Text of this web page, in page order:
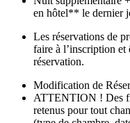
en hôtel** le dernier
Les réservations de
faire à l’inscription et
réservation.
Modification de
ATTENTION ! Des
retenus pour tout